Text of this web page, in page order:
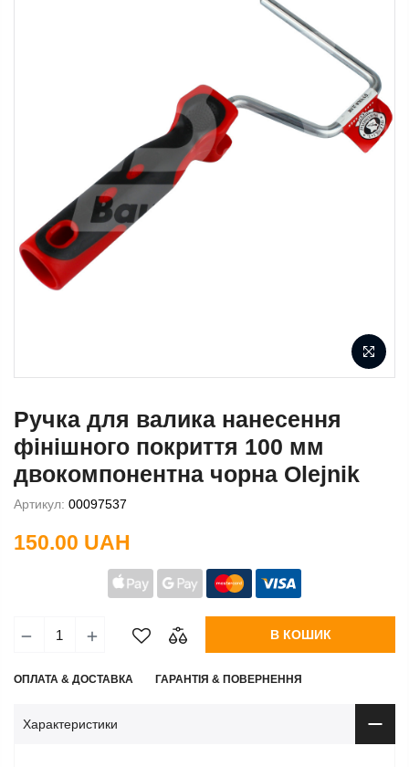
Ручка для валика нанесення
фінішного покриття 100 мм
двокомпонентна чорна Olejnik
Артикул: 00097537
150.00 UAH
В КОШИК
ОПЛАТА & ДОСТАВКА ГАРАНТІЯ & ПОВЕРНЕННЯ
Характеристики